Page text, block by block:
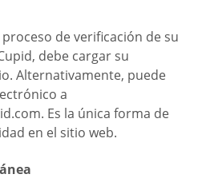
de verificación de su
debe cargar su
Alternativamente, puede
a
. Es la única forma de
en el sitio web.